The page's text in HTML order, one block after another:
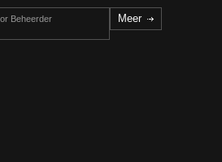
Beheerder
Meer